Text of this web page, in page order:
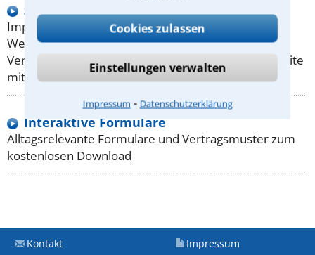
Cookies zulassen
Einstellungen verwalten
Impressum ⁃ Datenschutzerklärung
zum Impressum-Generator
Impressum: Für jede geschäftsmäßig betriebene
Website ein MUSS! Wer nicht nur zum privaten
Vergnügen eine Website betreibt, muss seine Website
mit einem Impressum ausstatten.
Interaktive Formulare
Alltagsrelevante Formulare und Vertragsmuster zum
kostenlosen Download
Kontakt Impressum